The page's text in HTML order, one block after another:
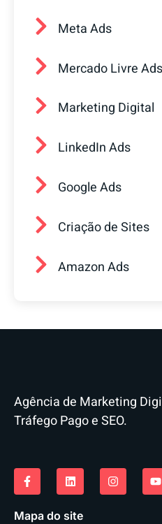
Meta Ads
Mercado Livre Ads
Marketing Digital
LinkedIn Ads
Google Ads
Criação de Sites
Amazon Ads
Agência de Marketing
Tráfego Pago e SEO.
Mapa do site